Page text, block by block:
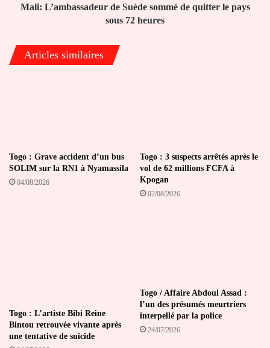
sousMali: L’ambassadeur de Suède sommé de quitter le pays
sous 72 heures
Articles similaires
Togo : Grave accident d’un bus
SOLIM sur la RN1 à Nyamassila
04/08/2026
Togo : 3 suspects arrêtés après le
vol de 62 millions FCFA à
Kpogan
02/08/2026
Togo : L’artiste Bibi Reine
Bintou retrouvée vivante après
une tentative de suicide
Togo / Affaire Abdoul Assad :
l’un des présumés meurtriers
interpellé par la police
24/07/2026